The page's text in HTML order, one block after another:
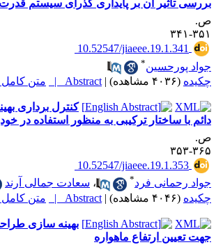
تاثیر آن بر پایداری گذرای سیستم قدرت
۳۴۱
‎ 10.52547/jiaeee.19.1.341
پورحسین
(۴۰۳۶ مشاهده) |
Abstract | متن کامل (PDF)
کنترل برداری
با ساختار ترکیبی به منظور استفاده در
۳۵۳
‎ 10.52547/jiaeee.19.1.353
رحمانی فرد
،سعادت جمالی آرند
(۴۰۴۶ مشاهده) |
Abstract | متن کامل (PDF)
بهینه سازی
تعیین ارتفاع ماهواره